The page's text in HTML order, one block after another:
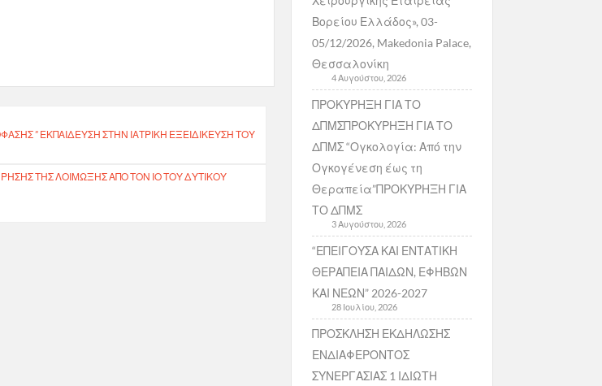
” ΕΚΠΑΙΔΕΥΣΗ ΣΤΗΝ ΙΑΤΡΙΚΗ ΕΞΕΙΔΙΚΕΥΣΗ ΤΟΥ
ΤΗΣ ΛΟΊΜΩΞΗΣ ΑΠΌ ΤΟΝ ΙΌ ΤΟΥ ΔΥΤΙΚΟΎ
Βορείου Ελλάδος», 03-
05/12/2026, Makedonia Palace,
Θεσσαλονίκη
4 Αυγούστου, 2026
ΠΡΟΚΥΡΗΞΗ ΓΙΑ ΤΟ
ΔΠΜΣΠΡΟΚΥΡΗΞΗ ΓΙΑ ΤΟ
ΔΠΜΣ “Ογκολογία: Από την
Ογκογένεση έως τη
Θεραπεία”ΠΡΟΚΥΡΗΞΗ ΓΙΑ
ΤΟ ΔΠΜΣ
3 Αυγούστου, 2026
“ΕΠΕΙΓΟΥΣΑ ΚΑΙ ΕΝΤΑΤΙΚΗ
ΘΕΡΑΠΕΙΑ ΠΑΙΔΩΝ, ΕΦΗΒΩΝ
ΚΑΙ ΝΕΩΝ” 2026-2027
28 Ιουλίου, 2026
ΠΡΟΣΚΛΗΣΗ ΕΚΔΗΛΩΣΗΣ
ΕΝΔΙΑΦΕΡΟΝΤΟΣ
ΣΥΝΕΡΓΑΣΙΑΣ 1 ΙΔΙΩΤΗ